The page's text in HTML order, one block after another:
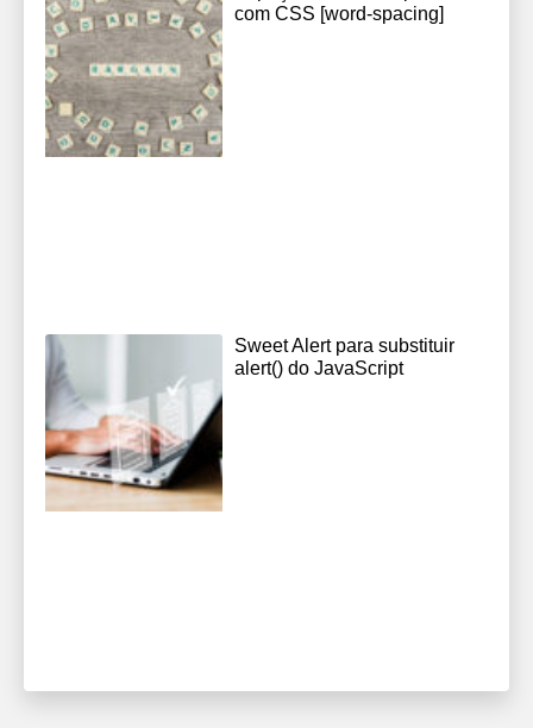
com CSS [word-spacing]
Sweet Alert para substituir
alert() do JavaScript